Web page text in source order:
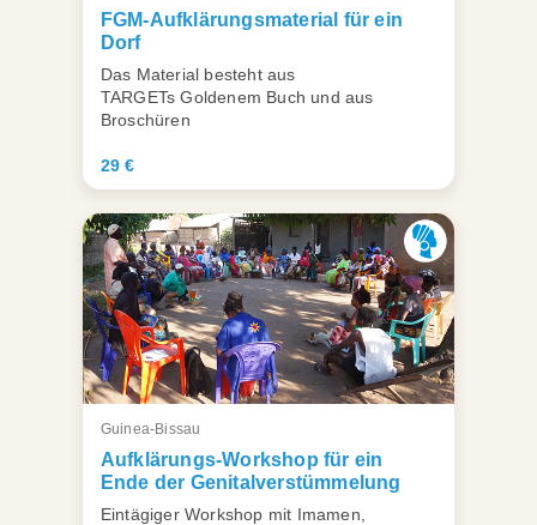
FGM-Aufklärungsmaterial für ein
Dorf
Das Material besteht aus
TARGETs Goldenem Buch und aus
Broschüren
29 €
Guinea-Bissau
Aufklärungs-Workshop für ein
Ende der Genitalverstümmelung
Eintägiger Workshop mit Imamen,